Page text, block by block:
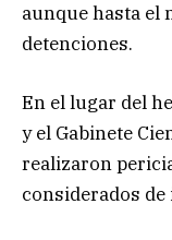
aunque hasta el
detenciones.
En el lugar del
y el Gabinete
realizaron
considerados de